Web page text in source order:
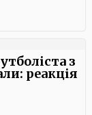
з
реакція